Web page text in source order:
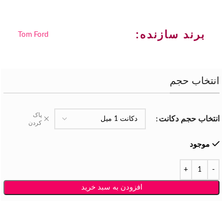
برند سازنده: Tom Ford
انتخاب حجم
انتخاب حجم دکانت
پاک
کردن
موجود
افزودن به سبد خرید